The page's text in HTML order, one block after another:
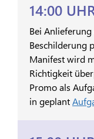
14:00
Bei
Beschilderung
Manifest wird
Richtigkeit
Promo als
in geplant